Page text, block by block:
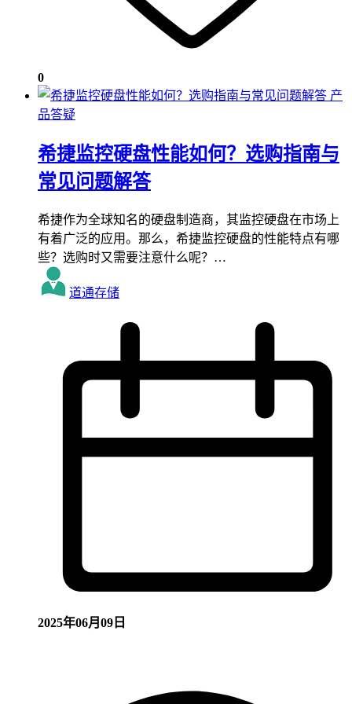
0
产
品答疑
希捷监控硬盘性能如何？选购指南与
常见问题解答
希捷作为全球知名的硬盘制造商，其监控硬盘在市场上
有着广泛的应用。那么，希捷监控硬盘的性能特点有哪
些？选购时又需要注意什么呢？…
道通存储
2025年06月09日